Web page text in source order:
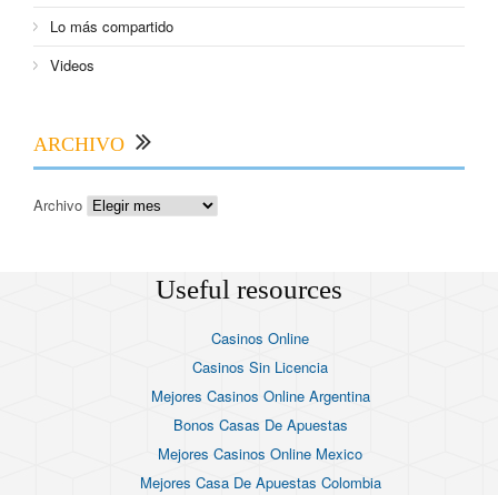
Lo más compartido
Videos
ARCHIVO
Archivo
Useful resources
Casinos Online
Casinos Sin Licencia
Mejores Casinos Online Argentina
Bonos Casas De Apuestas
Mejores Casinos Online Mexico
Mejores Casa De Apuestas Colombia